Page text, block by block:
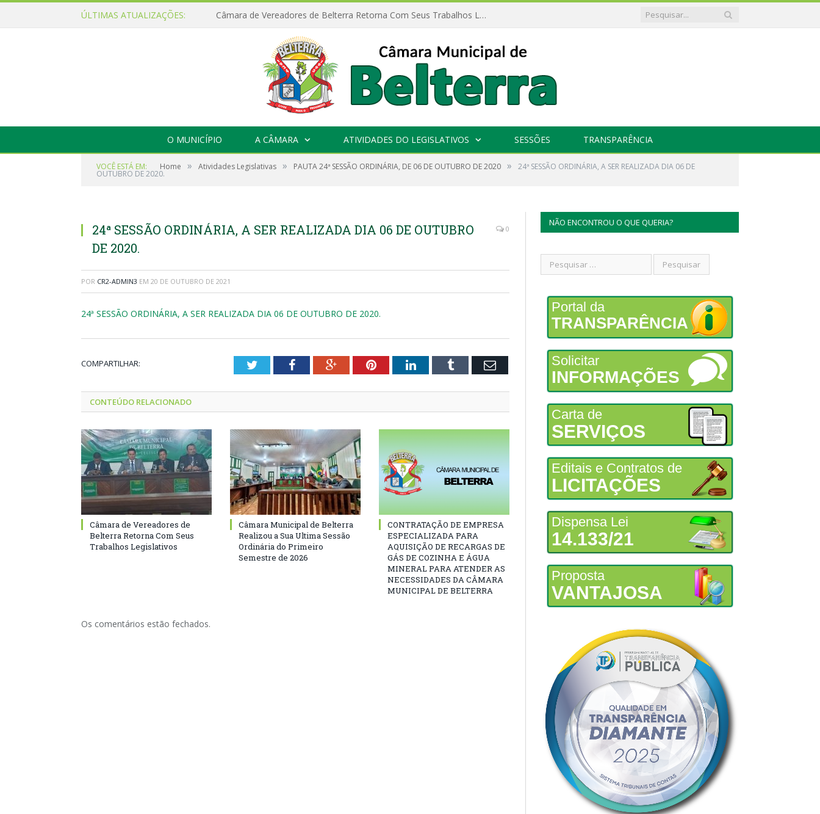
ÚLTIMAS ATUALIZAÇÕES: Câmara de Vereadores de Belterra Retorna Com Seus Trabalhos Legislativos
O MUNICÍPIO A CÂMARA ATIVIDADES DO LEGISLATIVOS SESSÕES TRANSPARÊNCIA
VOCÊ ESTÁ EM: Home » Atividades Legislativas » PAUTA 24ª SESSÃO ORDINÁRIA, DE 06 DE OUTUBRO DE 2020 » 24ª SESSÃO ORDINÁRIA, A SER REALIZADA DIA 06 DE
OUTUBRO DE 2020.
24ª SESSÃO ORDINÁRIA, A SER REALIZADA DIA 06 DE OUTUBRO
DE 2020.
0
POR CR2-ADMIN3 EM 20 DE OUTUBRO DE 2021
24ª SESSÃO ORDINÁRIA, A SER REALIZADA DIA 06 DE OUTUBRO DE 2020.
COMPARTILHAR: TwitterFacebookGoogle+PinterestLinkedInTumblr Email
CONTEÚDO RELACIONADO
Câmara de Vereadores de
Belterra Retorna Com Seus
Trabalhos Legislativos
Câmara Municipal de Belterra
Realizou a Sua Ultima Sessão
Ordinária do Primeiro
Semestre de 2026
CONTRATAÇÃO DE EMPRESA
ESPECIALIZADA PARA
AQUISIÇÃO DE RECARGAS DE
GÁS DE COZINHA E ÁGUA
MINERAL PARA ATENDER AS
NECESSIDADES DA CÂMARA
MUNICIPAL DE BELTERRA
Os comentários estão fechados.
NÃO ENCONTROU O QUE QUERIA?
Portal da
TRANSPARÊNCIA
Solicitar
INFORMAÇÕES
Carta de
SERVIÇOS
Editais e Contratos de
LICITAÇÕES
Dispensa Lei
14.133/21
Proposta
VANTAJOSA